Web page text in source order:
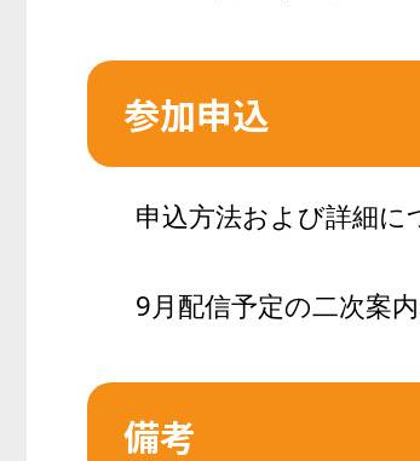
参加申込
申込方法および詳細に
9月配信予定の二次案
備考